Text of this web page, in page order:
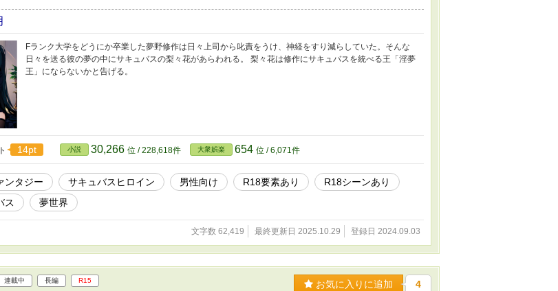
Fランク大学をどうにか卒業した夢野修作は日々上司から叱責をうけ、神経をすり減らしていた。そんな
日々を送る彼の夢の中にサキュバスの梨々花があらわれる。 梨々花は修作にサキュバスを統べる王「淫夢
王」にならないかと告げる。
14pt 小説 30,266 位 / 228,618件 大衆娯楽 654 位 / 6,071件
ンタジー サキュバスヒロイン 男性向け R18要素あり
R18シーンあり
ス
夢世界
文字数 62,419 最終更新日 2025.10.29 登録日 2024.09.03
連載中 長編 R15 お気に入りに追加 4